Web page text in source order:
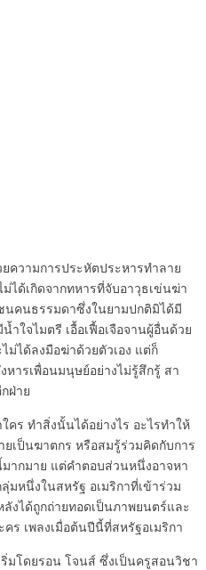
ความการประหัตประหารทำลาย
ได้เกิดจากทหารที่จับอาวุธเข่นฆ่า
นคนธรรมดาซึ่งในยามปกติมิได้มี
ใจไมตรี เอื้อเฟื้อเจือจานผู้อื่นด้วย
ได้ลงมือฆ่าด้วยตัวเอง แต่ก็
ารเพื่อนมนุษย์อย่างไม่รู้สึกรู้ สา
ฝ่าย
คร ทำสิ่งนั้นได้อย่างไร อะไรทำให้
เป็นฆาตกร หรือสมรู้ร่วมคิดกับการ
ากมาย แต่คำตอบส่วนหนึ่งอาจหา
มหนึ่งในสหรัฐ อเมริกาที่เข้าร่วม
งได้ถูกถ่ายทอดเป็นภาพยนตร์และ
ร เพลงเมื่อต้นปีนี้ที่สหรัฐอเมริกา
มโดยรอน โจนส์ ซึ่งเป็นครูสอนวิชา